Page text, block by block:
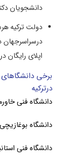
دانشجویان
درسراسرجهان
اپلای رایگان
برخی
درترکیه
دانشگاه فنی
دانشگاه بوغازیچی
دانشگاه فنی